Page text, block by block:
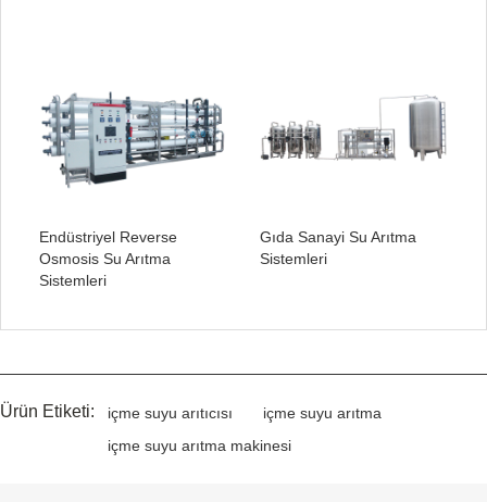
Endüstriyel Reverse
Osmosis Su Arıtma
Sistemleri
Gıda Sanayi Su Arıtma
Sistemleri
Ürün Etiketi: içme suyu arıtıcısı
içme suyu arıtma
içme suyu arıtma makinesi